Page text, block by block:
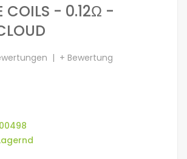
COILS - 0.12Ω -
+ Bewertung